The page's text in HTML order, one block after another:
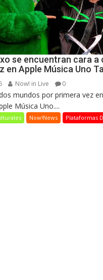
se encuentran cara a
en Apple Música Uno
Now! in Live 0
mundos por primera vez
Música Uno....
Now!News Plataformas